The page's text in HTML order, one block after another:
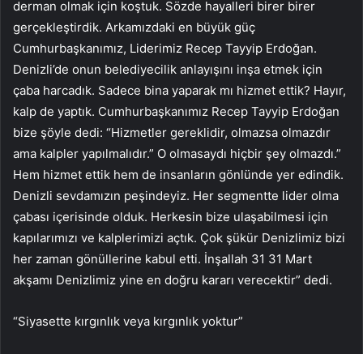
derman olmak için koştuk. Sözde hayalleri birer birer
gerçekleştirdik. Arkamızdaki en büyük güç
Cumhurbaşkanımız, Liderimiz Recep Tayyip Erdoğan.
Denizli’de onun belediyecilik anlayışını inşa etmek için
çaba harcadık. Sadece bina yaparak mı hizmet ettik? Hayır,
kalp de yaptık. Cumhurbaşkanımız Recep Tayyip Erdoğan
bize şöyle dedi: “Hizmetler gereklidir, olmazsa olmazdır
ama kalpler yapılmalıdır.” O olmasaydı hiçbir şey olmazdı.”
Hem hizmet ettik hem de insanların gönlünde yer edindik.
Denizli sevdamızın peşindeyiz. Her segmentte lider olma
çabası içerisinde olduk. Herkesin bize ulaşabilmesi için
kapılarımızı ve kalplerimizi açtık. Çok şükür Denizlimiz bizi
her zaman gönüllerine kabul etti. İnşallah 31 31 Mart
akşamı Denizlimiz yine en doğru kararı verecektir” dedi.
“Siyasette kırgınlık veya kırgınlık yoktur”